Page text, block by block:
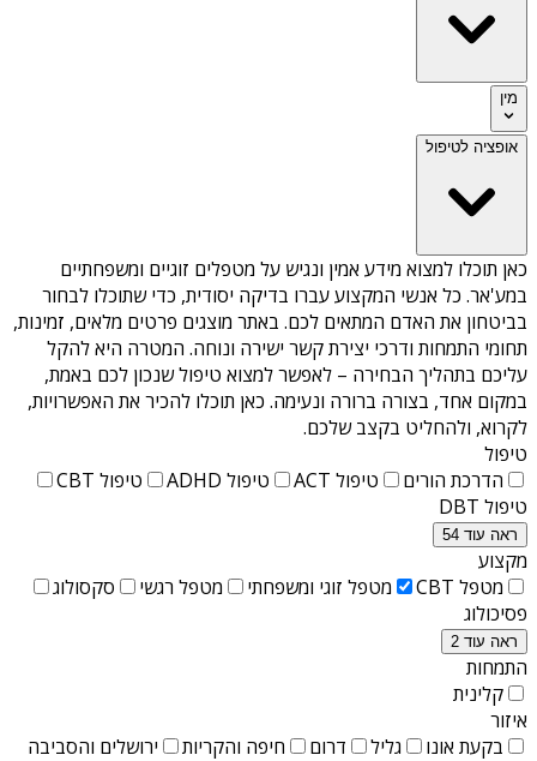
מין
אופציה לטיפול
כאן תוכלו למצוא מידע אמין ונגיש על מטפלים זוגיים ומשפחתיים
במע'אר. כל אנשי המקצוע עברו בדיקה יסודית, כדי שתוכלו לבחור
בביטחון את האדם המתאים לכם. באתר מוצגים פרטים מלאים, זמינות,
תחומי התמחות ודרכי יצירת קשר ישירה ונוחה. המטרה היא להקל
עליכם בתהליך הבחירה – לאפשר למצוא טיפול שנכון לכם באמת,
במקום אחד, בצורה ברורה ונעימה. כאן תוכלו להכיר את האפשרויות,
לקרוא, ולהחליט בקצב שלכם.
טיפול
הדרכת הורים
טיפול ACT טיפול ADHD
טיפול CBT
טיפול DBT
ראה עוד 54
מקצוע
מטפל CBT
מטפל זוגי ומשפחתי מטפל רגשי
סקסולוג
פסיכולוג
ראה עוד 2
התמחות
קלינית
איזור
בקעת אונו
גליל דרום חיפה והקריות ירושלים והסביבה